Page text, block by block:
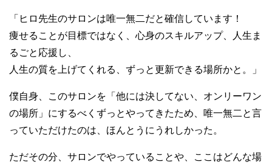
「ヒロ先生のサロンは唯一無二だと確信しています！
痩せることが目標ではなく、心身のスキルアップ、人生ま
るごと応援し、
人生の質を上げてくれる、ずっと更新できる場所かと。」
僕自身、このサロンを「他には決してない、オンリーワン
の場所」にするべくずっとやってきたため、唯一無二と言
っていただけたのは、ほんとうにうれしかった。
ただその分、サロンでやっていることや、ここはどんな場